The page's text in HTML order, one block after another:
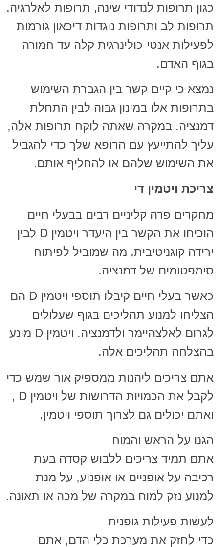
כגון תרופות לנדודי שינה, תרופות לאלרגיה,
תרופות לב ותרופות נוגדות דיכאון גורמות
לפעילות אנטי-כולינרגית קלה עד חמורה
בגוף האדם.
נמצא כי קיים קשר בין הגברת השימוש
בתרופות אלו במינון גבוה לבין התחלת
דמנציה. במקרה שאתה לוקח תרופות אלה,
עליך להתייעץ עם הרופא שלך כדי להגביל
את השימוש שלהם או להחליף אותם.
צריכת ויטמין די
מחקרים פרה קליניים רבים בבעלי חיים
הוכיחו את הקשר בין היעדר ויטמין D לבין
ירידה קוגניטיבית, מה שמוביל לפיתוח
סימפטומים של דמנציה.
כאשר בעלי חיים קיבלו תוספי ויטמין D הם
הצליחו למנוע תהליכים בגוף שעלולים
לגרום לאלצהיימר ולדמנציה. ויטמין D מונע
בהצלחה תהליכים אלה.
אתם צריכים ליהנות ממספיק אור שמש כדי
לקבל את הכמויות הדרושות של ויטמין D ,
ואתם יכולים גם לצרוך תוספי ויטמין.
הגנו על הראש והמוח
אתם תמיד צריכים ללבוש קסדה בעת
רכיבה על אופניים או אופנוע, על מנת
למנוע נזק למוח במקרה של מכה או תאונה.
לעשות פעילות גופנית
כדי לחזק את מערכת כלי הדם, אתם